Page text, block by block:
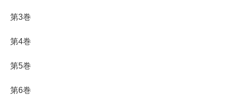
第3巻
第4巻
第5巻
第6巻